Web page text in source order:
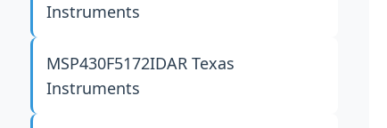
Instruments
MSP430F5172IDARTexas
Instruments